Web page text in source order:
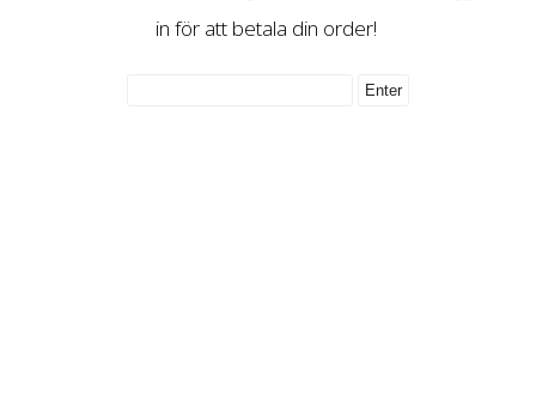
in för att betala din order!